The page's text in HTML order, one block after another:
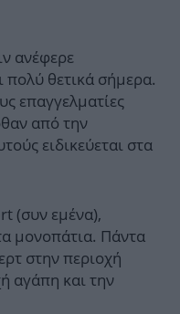
ανέφερε
πολύ θετικά σήμερα.
επαγγελματίες
από την
ειδικεύεται στα
(συν εμένα),
μονοπάτια. Πάντα
στην περιοχή
αγάπη και την